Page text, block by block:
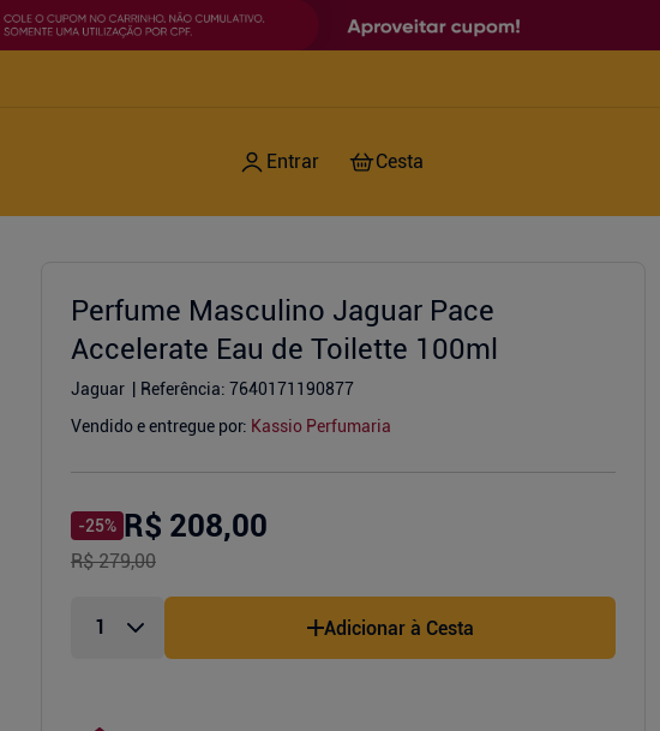
Perfume Masculino Jaguar Pace
Accelerate Eau de Toilette 100ml
Jaguar Referência: 7640171190877
Vendido e entregue por: Kassio Perfumaria
-25% R$ 208,00
R$ 279,00
Adicionar à Cesta